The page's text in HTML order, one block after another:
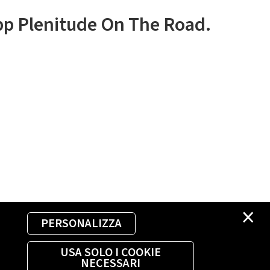
×
PERSONALIZZA
USA SOLO I COOKIE
NECESSARI
Plenitude On The Road.